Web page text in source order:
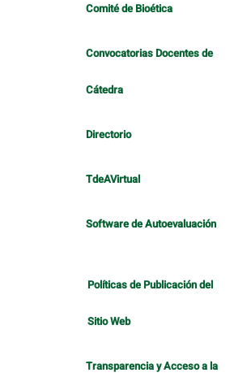
Comité de Bioética
Convocatorias Docentes de
Cátedra
Directorio
TdeAVirtual
Software de Autoevaluación
Políticas de Publicación del
Sitio Web
Transparencia y Acceso a la